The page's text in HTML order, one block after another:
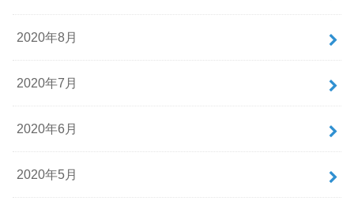
2020年8月
2020年7月
2020年6月
2020年5月